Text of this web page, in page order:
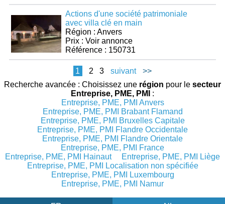
Actions d'une société patrimoniale
avec villa clé en main
Région : Anvers
Prix : Voir annonce
Référence : 150731
1 2 3 suivant
>>
Recherche avancée : Choisissez une région pour le secteur
Entreprise, PME, PMI
:
Entreprise, PME, PMI Anvers
Entreprise, PME, PMI Brabant Flamand
Entreprise, PME, PMI Bruxelles Capitale
Entreprise, PME, PMI Flandre Occidentale
Entreprise, PME, PMI Flandre Orientale
Entreprise, PME, PMI France
Entreprise, PME, PMI Hainaut
Entreprise, PME, PMI Liège
Entreprise, PME, PMI Localisation non spécifiée
Entreprise, PME, PMI Luxembourg
Entreprise, PME, PMI Namur